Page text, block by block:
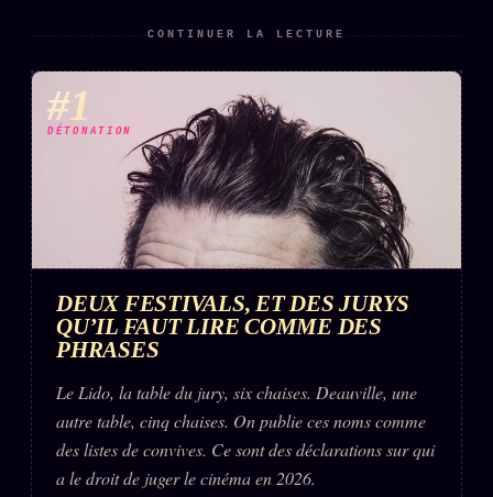
Business
FAQ
Corrections · Erratum
Mentions légales
llms.txt
CONTINUER LA LECTURE
#1
DÉTONATION
DEUX FESTIVALS, ET DES JURYS
QU’IL FAUT LIRE COMME DES
PHRASES
Le Lido, la table du jury, six chaises. Deauville, une
autre table, cinq chaises. On publie ces noms comme
des listes de convives. Ce sont des déclarations sur qui
a le droit de juger le cinéma en 2026.